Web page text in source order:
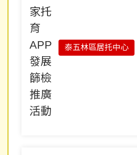
家托
育
APP
發展
篩檢
推廣
活動
泰五林區居托中心